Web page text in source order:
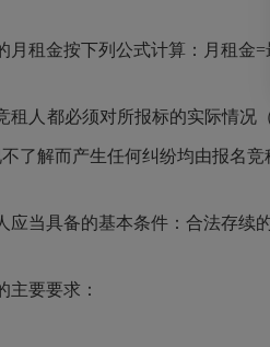
月租金按下列公式计算：月租金
租人都必须对所报标的实际情况
了解而产生任何纠纷均由报名竞
应当具备的基本条件：合法存续
主要要求：